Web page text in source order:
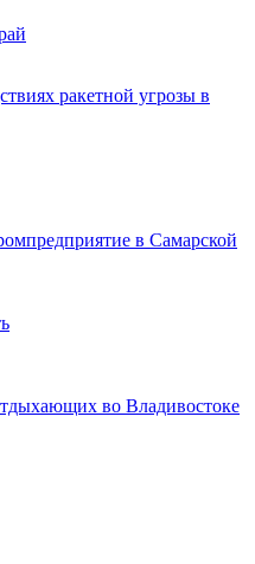
ракетной угрозы в
в Самарской
во Владивостоке